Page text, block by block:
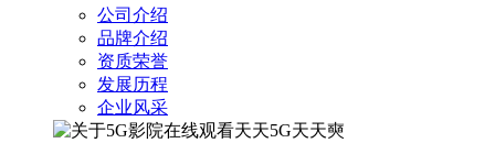
公司介绍
品牌介绍
资质荣誉
发展历程
企业风采